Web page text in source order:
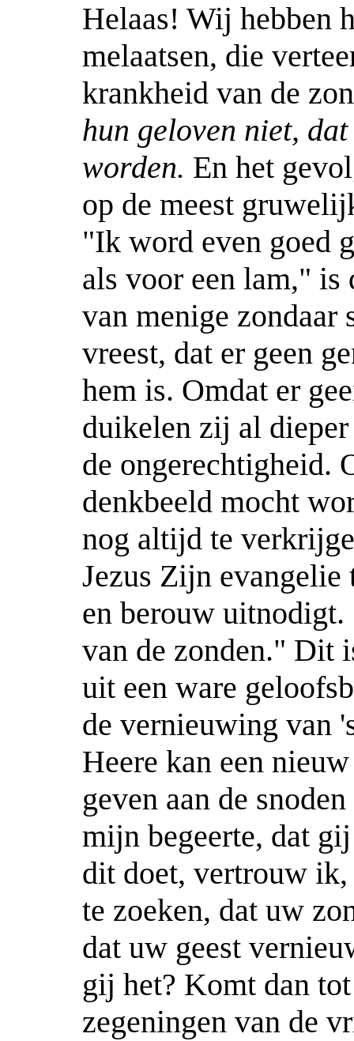
Helaas! Wij hebben
melaatsen, die
krankheid van de
hun geloven niet,
worden. En het
op de meest
"Ik word even goed
als voor een lam," is
van menige zondaar
vreest, dat er geen
hem is. Omdat er
duikelen zij al
de ongerechtigheid.
denkbeeld mocht
nog altijd te
Jezus Zijn evangelie
en berouw
van de zonden." Dit
uit een ware
de vernieuwing van
Heere kan een
geven aan de
mijn begeerte, dat
dit doet, vertrouw ik,
te zoeken, dat uw
dat uw geest
gij het? Komt dan
zegeningen van de